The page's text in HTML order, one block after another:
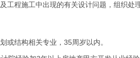
工程施工中出现的有关设计问题，组织处
或结构相关专业，35周岁以内。